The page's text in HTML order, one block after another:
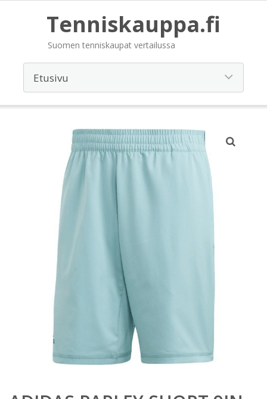
Tenniskauppa.fi
Suomen tenniskaupat vertailussa